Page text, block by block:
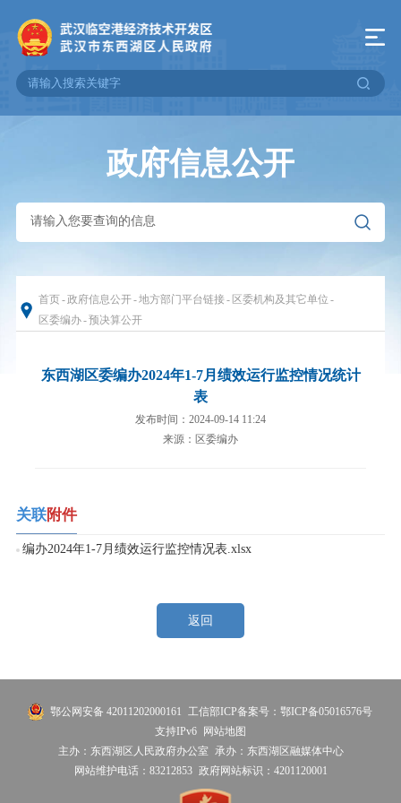
政府信息公开
首页-政府信息公开-地方部门平台链接- 区委机构及其它单位 -
区委编办-预决算公开
东西湖区委编办2024年1-7月绩效运行监控情况统计
表
发布时间：2024-09-14 11:24
来源：区委编办
关联附件
编办2024年1-7月绩效运行监控情况表.xlsx
返回
鄂公网安备 42011202000161
工信部ICP备案号：鄂ICP备05016576号
支持IPv6 网站地图
主办：东西湖区人民政府办公室
承办：东西湖区融媒体中心
网站维护电话：83212853 政府网站标识：4201120001